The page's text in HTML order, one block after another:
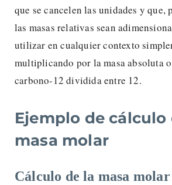
que se cancelen las unidades y que,
las masas relativas sean
utilizar en cualquier contexto
multiplicando por la masa absoluta
carbono-12 dividida entre 12.
Ejemplo de cálculo
masa molar
Cálculo de la masa